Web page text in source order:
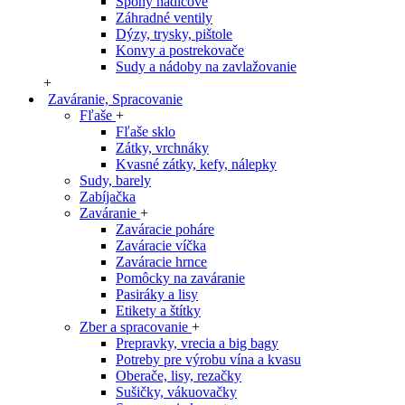
Záhradné ventily
Dýzy, trysky, pištole
Konvy a postrekovače
Sudy a nádoby na zavlažovanie
+
Zaváranie, Spracovanie
Fľaše +
Fľaše sklo
Zátky, vrchnáky
Kvasné zátky, kefy, nálepky
Sudy, barely
Zabíjačka
Zaváranie +
Zaváracie poháre
Zaváracie víčka
Zaváracie hrnce
Pomôcky na zaváranie
Pasiráky a lisy
Etikety a štítky
Zber a spracovanie +
Prepravky, vrecia a big bagy
Potreby pre výrobu vína a kvasu
Oberače, lisy, rezačky
Sušičky, vákuovačky